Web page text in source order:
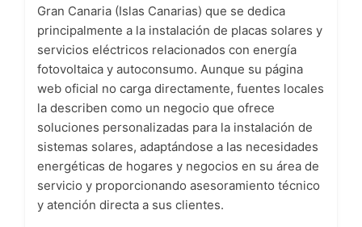
Gran Canaria (Islas Canarias) que se dedica
principalmente a la instalación de placas solares y
servicios eléctricos relacionados con energía
fotovoltaica y autoconsumo. Aunque su página
web oficial no carga directamente, fuentes locales
la describen como un negocio que ofrece
soluciones personalizadas para la instalación de
sistemas solares, adaptándose a las necesidades
energéticas de hogares y negocios en su área de
servicio y proporcionando asesoramiento técnico
y atención directa a sus clientes.